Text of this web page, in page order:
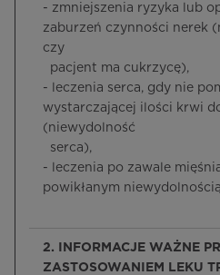
- zmniejszenia ryzyka lub
zaburzeń czynności nerek
czy
pacjent ma cukrzycę),
- leczenia serca, gdy nie
wystarczającej ilości krwi
(niewydolność
serca),
- leczenia po zawale
powikłanym
2. INFORMACJE WAŻNE
ZASTOSOWANIEM LEKU